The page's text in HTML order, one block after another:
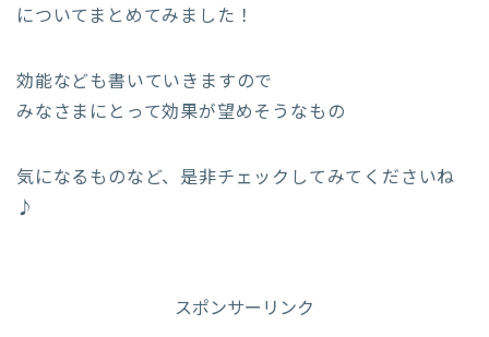
についてまとめてみました！
効能なども書いていきますので
みなさまにとって効果が望めそうなもの
気になるものなど、是非チェックしてみてくださいね
♪
スポンサーリンク